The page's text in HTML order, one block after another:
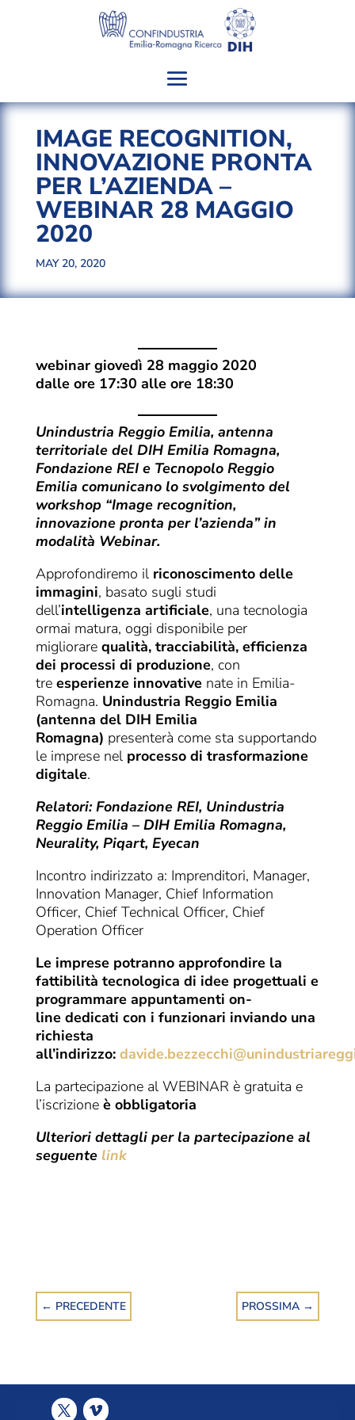
IMAGE RECOGNITION,
INNOVAZIONE PRONTA
PER L’AZIENDA –
WEBINAR 28 MAGGIO
2020
MAY 20, 2020
webinar giovedì 28 maggio 2020
dalle ore 17:30 alle ore 18:30
Unindustria Reggio Emilia, antenna
territoriale del DIH Emilia Romagna,
Fondazione REI e Tecnopolo Reggio
Emilia comunicano lo svolgimento del
workshop “Image recognition,
innovazione pronta per l’azienda” in
modalità Webinar.
Approfondiremo il riconoscimento delle
immagini, basato sugli studi
dell’intelligenza artificiale, una tecnologia
ormai matura, oggi disponibile per
migliorare qualità, tracciabilità, efficienza
dei processi di produzione, con
tre esperienze innovativenate in Emilia-
Romagna. Unindustria Reggio Emilia
(antenna del DIH Emilia
Romagna) presenterà come sta supportando
le imprese nel processo di trasformazione
digitale.
Relatori: Fondazione REI, Unindustria
Reggio Emilia – DIH Emilia Romagna,
Neurality, Piqart, Eyecan
Incontro indirizzato a: Imprenditori, Manager,
Innovation Manager, Chief Information
Officer, Chief Technical Officer, Chief
Operation Officer
Le imprese potranno approfondire la
fattibilità tecnologica di idee progettuali e
programmare appuntamenti on-
line dedicati con i funzionari inviando una
richiesta
all’indirizzo:
La partecipazione al WEBINAR è gratuita e
l’iscrizione è obbligatoria
Ulteriori dettagli per la partecipazione al
seguente link
← PRECEDENTE PROSSIMA →